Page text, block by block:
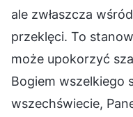
ale zwłaszcza
przeklęci. To
może upokorzyć
Bogiem wszelkiego
wszechświecie,